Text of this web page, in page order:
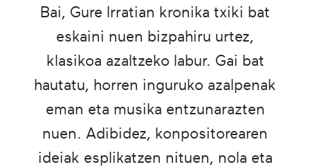
Bai, Gure Irratian kronika txiki bat
eskaini nuen bizpahiru urtez,
klasikoa azaltzeko labur. Gai bat
hautatu, horren inguruko azalpenak
eman eta musika entzunarazten
nuen. Adibidez, konpositorearen
ideiak esplikatzen nituen, nola eta